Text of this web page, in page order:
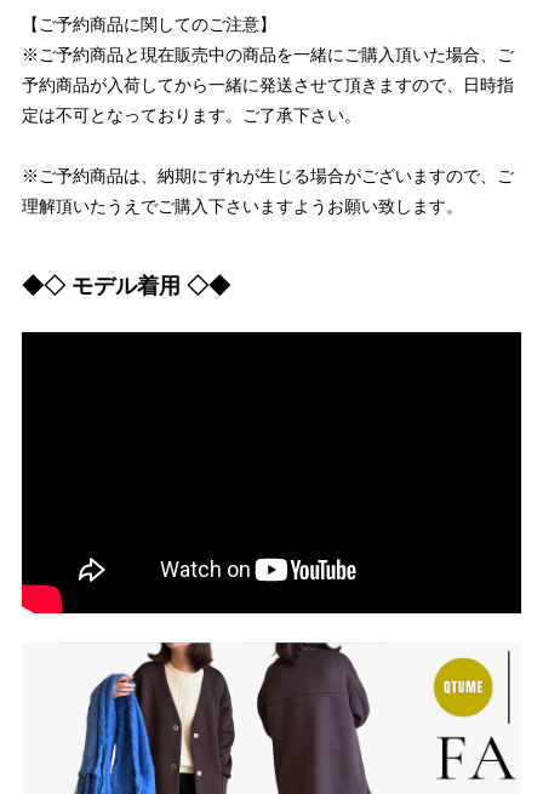
【ご予約商品に関してのご注意】
※ご予約商品と現在販売中の商品を一緒にご購入頂いた場合、ご
予約商品が入荷してから一緒に発送させて頂きますので、日時指
定は不可となっております。ご了承下さい。
※ご予約商品は、納期にずれが生じる場合がございますので、ご
理解頂いたうえでご購入下さいますようお願い致します。
◆◇ モデル着用 ◇◆